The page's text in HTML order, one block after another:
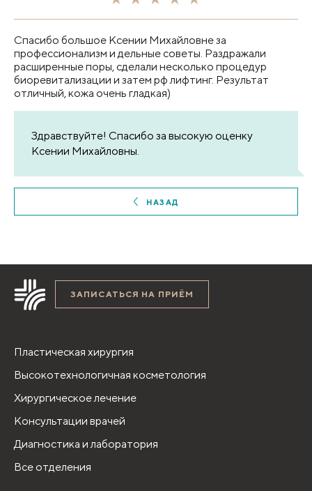
Спасибо большое Ксении Михайловне за
профессионализм и дельные советы. Раздражали
расширенные поры, сделали несколько процедур
биоревитализации и затем рф лифтинг. Результат
отличный, кожа очень гладкая)
Здравствуйте! Спасибо за высокую оценку
Ксении Михайловны.
НАЗАД
ЗАПИСАТЬСЯ НА ПРИЁМ
Пластическая хирургия
Высокотехнологичная косметология
Хирургическое лечение
Консультации врачей
Диагностика и лаборатория
Все отделения